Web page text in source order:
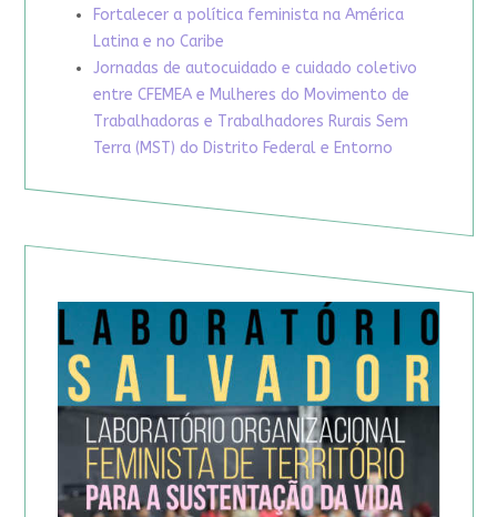
Fortalecer a política feminista na América
Latina e no Caribe
Jornadas de autocuidado e cuidado coletivo
entre CFEMEA e Mulheres do Movimento de
Trabalhadoras e Trabalhadores Rurais Sem
Terra (MST) do Distrito Federal e Entorno